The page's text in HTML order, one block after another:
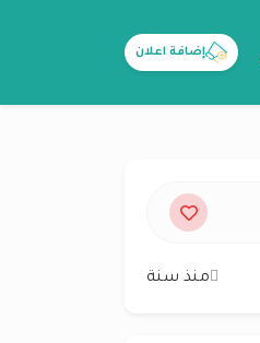
إضافة اعلان
منذ سنة